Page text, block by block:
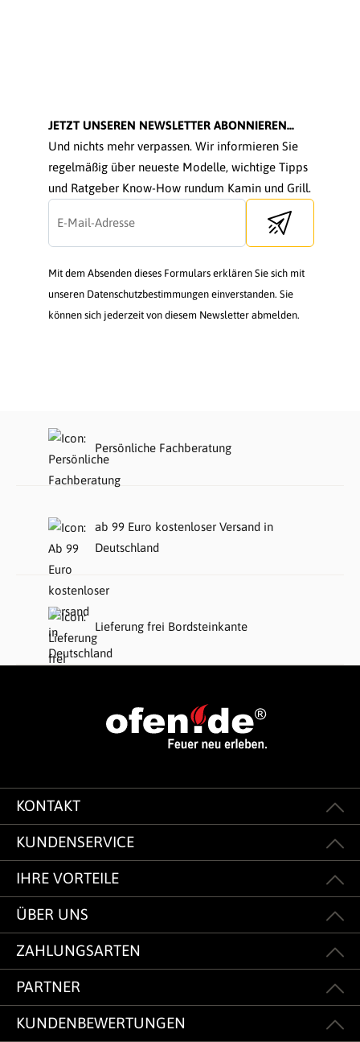
JETZT UNSEREN NEWSLETTER ABONNIEREN...
Und nichts mehr verpassen. Wir informieren Sie
regelmäßig über neueste Modelle, wichtige Tipps
und Ratgeber Know-How rundum Kamin und Grill.
Send newsletter
Mit dem Absenden dieses Formulars erklären Sie sich mit
unseren Datenschutzbestimmungen einverstanden. Sie
können sich jederzeit von diesem Newsletter abmelden.
Persönliche Fachberatung
ab 99 Euro kostenloser Versand in
Deutschland
Lieferung frei Bordsteinkante
KONTAKT
KUNDENSERVICE
IHRE VORTEILE
ÜBER UNS
ZAHLUNGSARTEN
PARTNER
KUNDENBEWERTUNGEN